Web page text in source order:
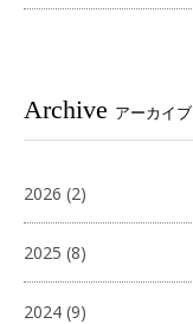
Archive アーカイブ
2026 (2)
2025 (8)
2024 (9)